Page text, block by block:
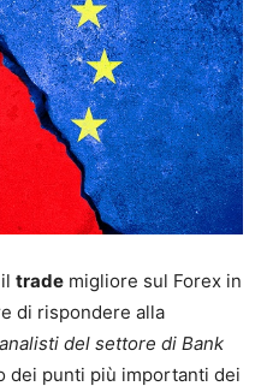
trade migliore sul Forex in
di rispondere alla
analisti del settore di Bank
dei punti più importanti dei